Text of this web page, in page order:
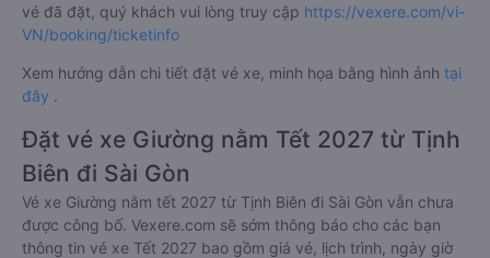
vé đã đặt, quý khách vui lòng truy cập https://vexere.com/vi-
VN/booking/ticketinfo
Xem hướng dẫn chi tiết đặt vé xe, minh họa bằng hình ảnh tại
đây .
Đặt vé xe Giường nằm Tết 2027 từ Tịnh
Biên đi Sài Gòn
Vé xe Giường nằm tết 2027 từ Tịnh Biên đi Sài Gòn vẫn chưa
được công bố. Vexere.com sẽ sớm thông báo cho các bạn
thông tin vé xe Tết 2027 bao gồm giá vé, lịch trình, ngày giờ